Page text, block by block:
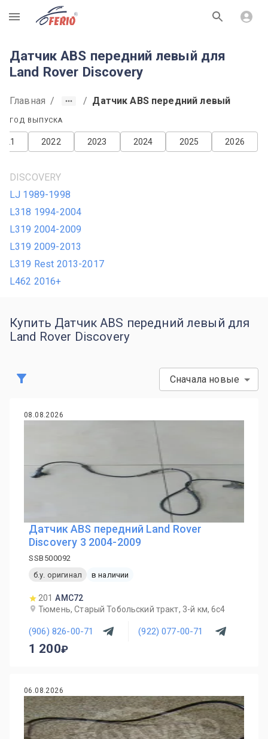
R
Датчик ABS передний левый для
Land Rover Discovery
Главная / / Датчик ABS передний левый
ГОД ВЫПУСКА
2026
2025
2024
2023
2022
DISCOVERY
LJ 1989-1998
L318 1994-2004
L319 2004-2009
L319 2009-2013
L319 Rest 2013-2017
L462 2016+
Купить Датчик ABS передний левый для
Land Rover Discovery
Сначала новые
08.08.2026
Датчик ABS передний Land Rover
Discovery 3 2004-2009
SSB500092
б.у. оригинал
в наличии
201 AMC72
Тюмень, Старый Тобольский тракт, 3-й км, 6с4
(906) 826-00-71 (922) 077-00-71
1 200
06.08.2026